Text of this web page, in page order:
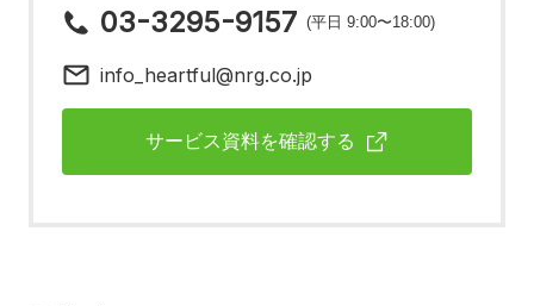
03-3295-9157 (平日 9:00〜18:00)
info_heartful@nrg.co.jp
サービス資料を確認する